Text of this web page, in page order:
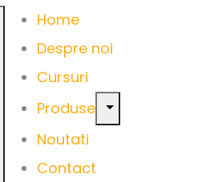
Home
Despre noi
Cursuri
Produse
Noutati
Contact